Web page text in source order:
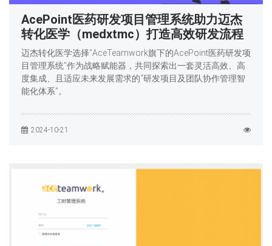
AcePoint医药研发项目管理系统助力迈杰
转化医学（medxtmc）打造高效研发流程
迈杰转化医学选择“AceTeamwork旗下的AcePoint医药研发项
目管理系统”作为战略赋能器，共同探索出一套灵活高效、高
度集成、且适应未来发展需求的“研发项目及团队协作管理智
能化体系”。
2024-10-21